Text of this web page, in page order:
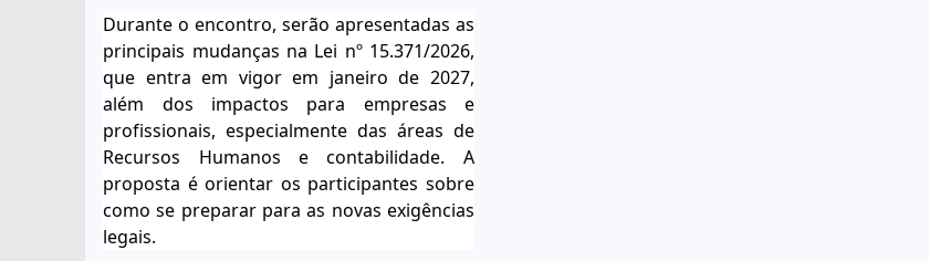
Durante o encontro, serão apresentadas as
principais mudanças na Lei nº 15.371/2026,
que entra em vigor em janeiro de 2027,
além dos impactos para empresas e
profissionais, especialmente das áreas de
Recursos Humanos e contabilidade. A
proposta é orientar os participantes sobre
como se preparar para as novas exigências
legais.